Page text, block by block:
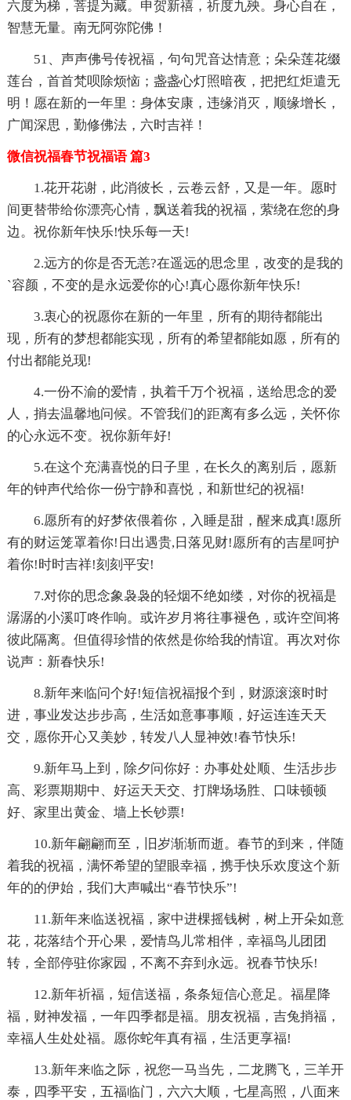
六度为梯，菩提为藏。申贺新禧，祈度九殃。身心自在，
智慧无量。南无阿弥陀佛！
51、声声佛号传祝福，句句咒音达情意；朵朵莲花缀
莲台，首首梵呗除烦恼；盏盏心灯照暗夜，把把红炬遣无
明！愿在新的一年里：身体安康，违缘消灭，顺缘增长，
广闻深思，勤修佛法，六时吉祥！
微信祝福春节祝福语 篇3
1.花开花谢，此消彼长，云卷云舒，又是一年。愿时
间更替带给你漂亮心情，飘送着我的祝福，萦绕在您的身
边。祝你新年快乐!快乐每一天!
2.远方的你是否无恙?在遥远的思念里，改变的是我的
`容颜，不变的是永远爱你的心!真心愿你新年快乐!
3.衷心的祝愿你在新的一年里，所有的期待都能出
现，所有的梦想都能实现，所有的希望都能如愿，所有的
付出都能兑现!
4.一份不渝的爱情，执着千万个祝福，送给思念的爱
人，捎去温馨地问候。不管我们的距离有多么远，关怀你
的心永远不变。祝你新年好!
5.在这个充满喜悦的日子里，在长久的离别后，愿新
年的钟声代给你一份宁静和喜悦，和新世纪的祝福!
6.愿所有的好梦依偎着你，入睡是甜，醒来成真!愿所
有的财运笼罩着你!日出遇贵,日落见财!愿所有的吉星呵护
着你!时时吉祥!刻刻平安!
7.对你的思念象袅袅的轻烟不绝如缕，对你的祝福是
潺潺的小溪叮咚作响。或许岁月将往事褪色，或许空间将
彼此隔离。但值得珍惜的依然是你给我的情谊。再次对你
说声：新春快乐!
8.新年来临问个好!短信祝福报个到，财源滚滚时时
进，事业发达步步高，生活如意事事顺，好运连连天天
交，愿你开心又美妙，转发八人显神效!春节快乐!
9.新年马上到，除夕问你好：办事处处顺、生活步步
高、彩票期期中、好运天天交、打牌场场胜、口味顿顿
好、家里出黄金、墙上长钞票!
10.新年翩翩而至，旧岁渐渐而逝。春节的到来，伴随
着我的祝福，满怀希望的望眼幸福，携手快乐欢度这个新
年的的伊始，我们大声喊出“春节快乐”!
11.新年来临送祝福，家中进棵摇钱树，树上开朵如意
花，花落结个开心果，爱情鸟儿常相伴，幸福鸟儿团团
转，全部停驻你家园，不离不弃到永远。祝春节快乐!
12.新年祈福，短信送福，条条短信心意足。福星降
福，财神发福，一年四季都是福。朋友祝福，吉兔捎福，
幸福人生处处福。愿你蛇年真有福，生活更享福!
13.新年来临之际，祝您一马当先，二龙腾飞，三羊开
泰，四季平安，五福临门，六六大顺，七星高照，八面来